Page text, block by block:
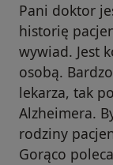
Pani doktor
historię
wywiad. Jest
osobą.
lekarza, tak
Alzheimera.
rodziny
Gorąco